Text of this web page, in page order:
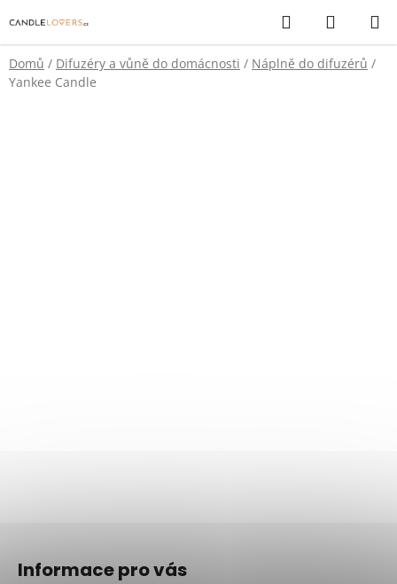
na
obsah
Hledat
KOŠÍK
Domů / Difuzéry a vůně do domácnosti / Náplně do difuzérů /
Yankee Candle
Informace pro vás